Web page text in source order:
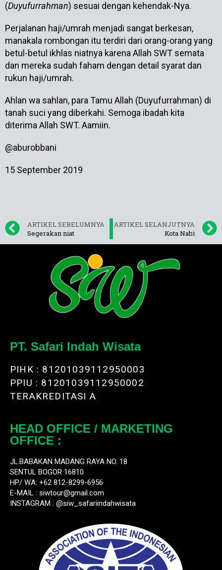
(Duyufurrahman) sesuai dengan kehendak-Nya.
Perjalanan haji/umrah menjadi sangat berkesan,
manakala rombongan itu terdiri dari orang-orang yang
betul-betul ikhlas niatnya karena Allah SWT semata
dan mereka sudah faham dengan detail syarat dan
rukun haji/umrah.
Ahlan wa sahlan, para Tamu Allah (Duyufurrahman) di
tanah suci yang diberkahi. Semoga ibadah kita
diterima Allah SWT. Aamiin.
@aburobbani
15 September 2019
ARTIKEL SEBELUMNYA
Segerakan niat
ARTIKEL SELANJUTNYA
Kota Nabi
PT. Safari Indah Wisata
PIHK : 81201039112950003
PPIU : 81201039112950002
TERAKREDITASI A
HEAD OFFICE / MARKETING
OFFICE :
JL.BABAKAN MADANG RAYA NO. 18
SENTUL BOGOR 16810
HP/ WA: +62 812-8299-6956
E-MAIL : siwtour@gmail.com
INSTAGRAM : @siw_safariindahwisata